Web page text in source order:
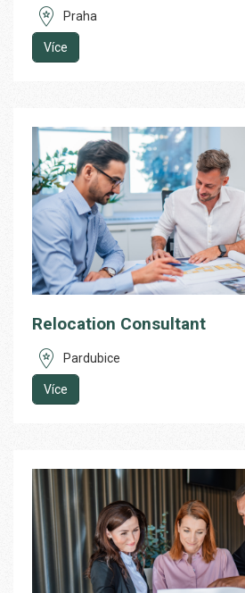
Praha
Více
Relocation Consultant
Pardubice
Více